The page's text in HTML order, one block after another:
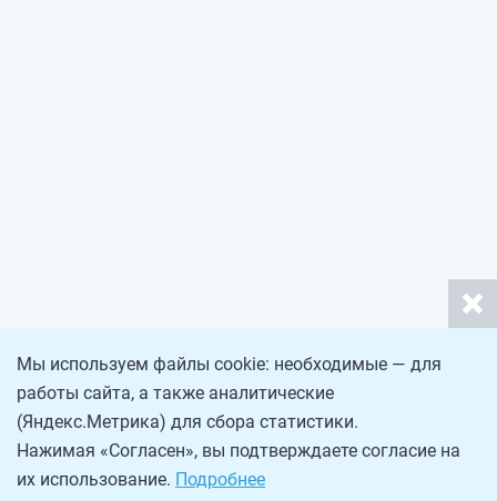
Мы используем файлы cookie: необходимые — для
работы сайта, а также аналитические
(Яндекс.Метрика) для сбора статистики.
Нажимая «Согласен», вы подтверждаете согласие на
их использование. Подробнее